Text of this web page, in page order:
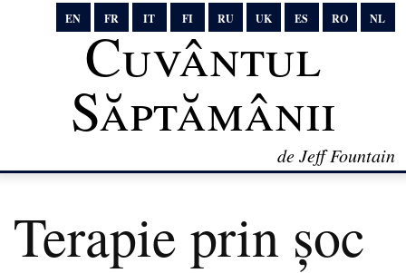
EN FR IT FI RU UK ES RO NL
Cuvântul
Săptămânii
de Jeff Fountain
Terapie prin șoc